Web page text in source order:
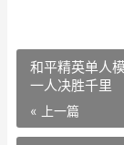
和平精英单人
一人决胜千里
« 上一篇